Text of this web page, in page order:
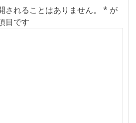
れることはありません。 * が
目です